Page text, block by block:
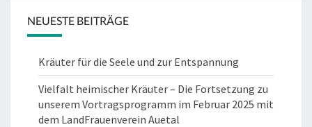
NEUESTE BEITRÄGE
Kräuter für die Seele und zur Entspannung
Vielfalt heimischer Kräuter – Die Fortsetzung zu
unserem Vortragsprogramm im Februar 2025 mit
dem LandFrauenverein Auetal